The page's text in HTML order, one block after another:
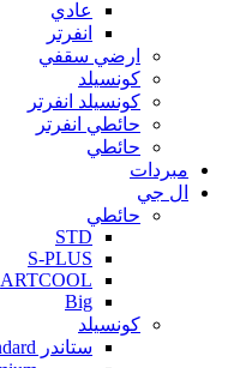
عادي
انفرتر
ارضي سقفي
كونسيلد
كونسيلد انفرتر
حائطي انفرتر
حائطي
مبردات
ال جي
حائطي
STD
S-PLUS
ARTCOOL
Big
كونسيلد
ستاندر standard